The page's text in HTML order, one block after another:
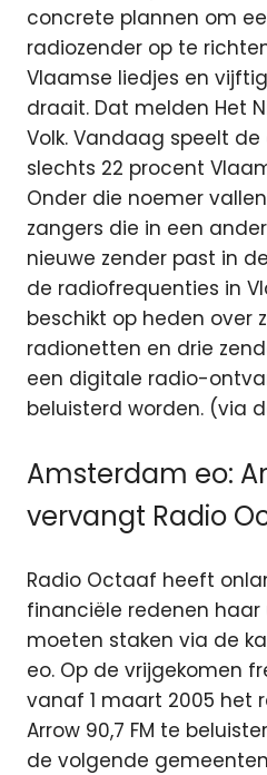
concrete plannen om
radiozender op te
Vlaamse liedjes en
draait. Dat melden Het
Volk. Vandaag speelt
slechts 22 procent
Onder die noemer
zangers die in een
nieuwe zender past in
de radiofrequenties in
beschikt op heden over
radionetten en drie
een digitale radio-
beluisterd worden. (via
Amsterdam eo:
vervangt Radio
Radio Octaaf heeft
financiële redenen haar
moeten staken via de
eo. Op de vrijgekomen
vanaf 1 maart 2005 het
Arrow 90,7 FM te
de volgende